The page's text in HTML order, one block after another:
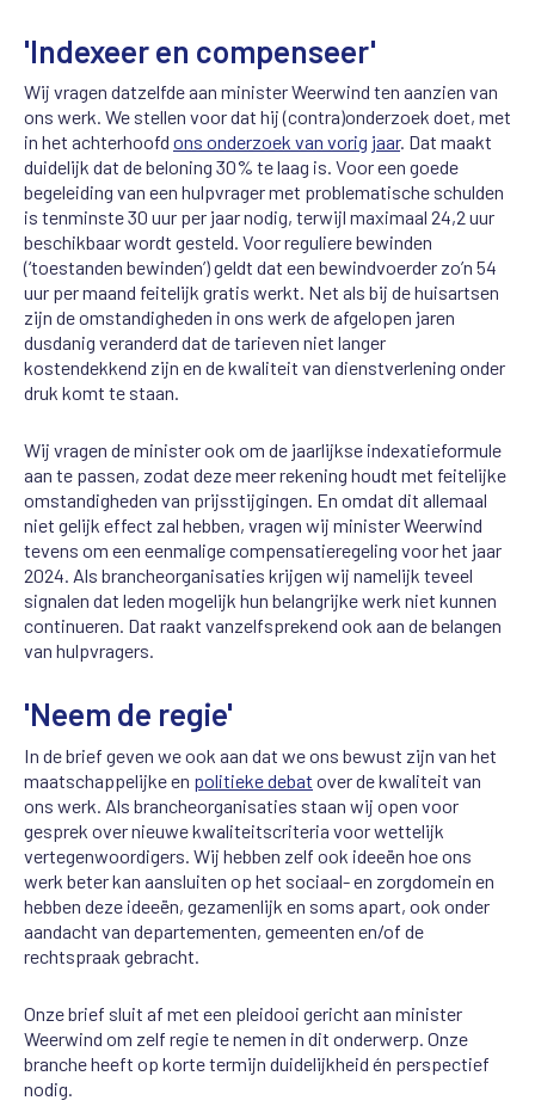
'Indexeer en compenseer'
Wij vragen datzelfde aan minister Weerwind ten aanzien van
ons werk. We stellen voor dat hij (contra)onderzoek doet, met
in het achterhoofd ons onderzoek van vorig jaar. Dat maakt
duidelijk dat de beloning 30% te laag is. Voor een goede
begeleiding van een hulpvrager met problematische schulden
is tenminste 30 uur per jaar nodig, terwijl maximaal 24,2 uur
beschikbaar wordt gesteld. Voor reguliere bewinden
(‘toestanden bewinden’) geldt dat een bewindvoerder zo’n 54
uur per maand feitelijk gratis werkt. Net als bij de huisartsen
zijn de omstandigheden in ons werk de afgelopen jaren
dusdanig veranderd dat de tarieven niet langer
kostendekkend zijn en de kwaliteit van dienstverlening onder
druk komt te staan.
Wij vragen de minister ook om de jaarlijkse indexatieformule
aan te passen, zodat deze meer rekening houdt met feitelijke
omstandigheden van prijsstijgingen. En omdat dit allemaal
niet gelijk effect zal hebben, vragen wij minister Weerwind
tevens om een eenmalige compensatieregeling voor het jaar
2024. Als brancheorganisaties krijgen wij namelijk teveel
signalen dat leden mogelijk hun belangrijke werk niet kunnen
continueren. Dat raakt vanzelfsprekend ook aan de belangen
van hulpvragers.
'Neem de regie'
In de brief geven we ook aan dat we ons bewust zijn van het
maatschappelijke en politieke debat over de kwaliteit van
ons werk. Als brancheorganisaties staan wij open voor
gesprek over nieuwe kwaliteitscriteria voor wettelijk
vertegenwoordigers. Wij hebben zelf ook ideeën hoe ons
werk beter kan aansluiten op het sociaal- en zorgdomein en
hebben deze ideeën, gezamenlijk en soms apart, ook onder
aandacht van departementen, gemeenten en/of de
rechtspraak gebracht.
Onze brief sluit af met een pleidooi gericht aan minister
Weerwind om zelf regie te nemen in dit onderwerp. Onze
branche heeft op korte termijn duidelijkheid én perspectief
nodig.